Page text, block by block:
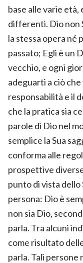
base alle varie età,
differenti. Dio non
la stessa opera né
passato; Egli è un
vecchio, e ogni
adeguarti a ciò
responsabilità e il
che la pratica sia
parole di Dio nel
semplice la Sua
conforma alle
prospettive
punto di vista dello
persona: Dio è
non sia Dio,
parla. Tra alcuni
come risultato
parla. Tali persone